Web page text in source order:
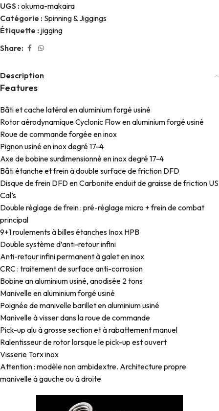
UGS : okuma-makaira
Catégorie : Spinning & Jiggings
Étiquette : jigging
Share:
Description
Features
Bâti et cache latéral en aluminium forgé usiné
Rotor aérodynamique Cyclonic Flow en aluminium forgé usiné
Roue de commande forgée en inox
Pignon usiné en inox degré 17-4
Axe de bobine surdimensionné en inox degré 17-4
Bâti étanche et frein à double surface de friction DFD
Disque de frein DFD en Carbonite enduit de graisse de friction US
Cal’s
Double réglage de frein : pré-réglage micro + frein de combat
principal
9+1 roulements à billes étanches Inox HPB
Double système d’anti-retour infini
Anti-retour infini permanent à galet en inox
CRC : traitement de surface anti-corrosion
Bobine an aluminium usiné, anodisée 2 tons
Manivelle en aluminium forgé usiné
Poignée de manivelle barillet en aluminium usiné
Manivelle à visser dans la roue de commande
Pick-up alu à grosse section et à rabattement manuel
Ralentisseur de rotor lorsque le pick-up est ouvert
Visserie Torx inox
Attention : modèle non ambidextre. Architecture propre
manivelle à gauche ou à droite